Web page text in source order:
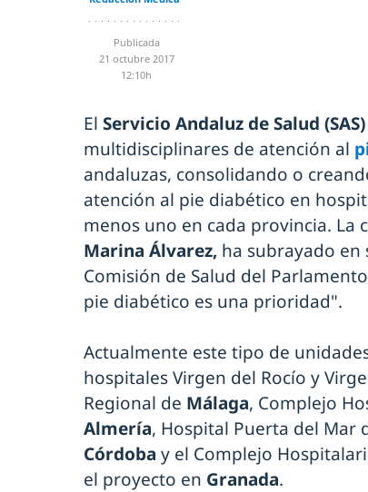
Publicada
21 octubre 2017
12:10h
El Servicio Andaluz de Salud (SAS)
multidisciplinares de atención al
andaluzas, consolidando o
atención al pie diabético en
menos uno en cada provincia. La
Marina Álvarez, ha subrayado en
Comisión de Salud del
pie diabético es una prioridad".
Actualmente este tipo de
hospitales Virgen del Rocío y
Regional de Málaga, Complejo
Almería, Hospital Puerta del Mar
Córdoba y el Complejo
el proyecto en Granada.